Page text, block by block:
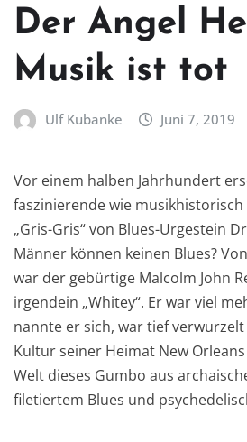
Der Angel
Musik ist tot
Ulf Kubanke Juni 7, 2019
Vor einem halben Jahrhundert
faszinierende wie
„Gris-Gris“ von Blues-Urgestein
Männer können keinen Blues?
war der gebürtige Malcolm John
irgendein „Whitey“. Er war viel
nannte er sich, war tief
Kultur seiner Heimat New
Welt dieses Gumbo aus
filetiertem Blues und